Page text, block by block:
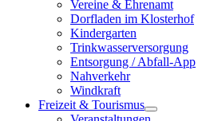
Vereine & Ehrenamt
Dorfladen im Klosterhof
Kindergarten
Trinkwasserversorgung
Entsorgung / Abfall-App
Nahverkehr
Windkraft
Freizeit & Tourismus